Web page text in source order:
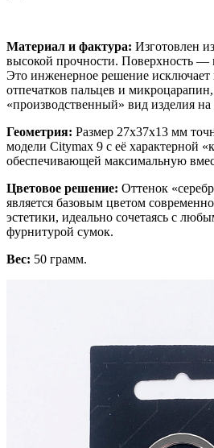
Материал и фактура: Изготовлен
высокой прочности. Поверхность —
Это инженерное решение
отпечатков пальцев и
«производственный» вид изделия
Геометрия: Размер 27х37х13 мм
модели Citymax 9 с её характерной
обеспечивающей максимальную
Цветовое решение: Оттенок
является базовым цветом
эстетики, идеально сочетаясь с
фурнитурой сумок.
Вес: 50 грамм.